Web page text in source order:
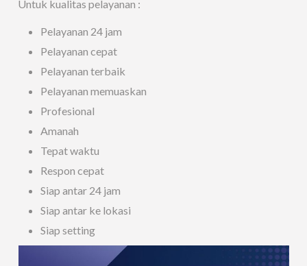
Untuk kualitas pelayanan :
Pelayanan 24 jam
Pelayanan cepat
Pelayanan terbaik
Pelayanan memuaskan
Profesional
Amanah
Tepat waktu
Respon cepat
Siap antar 24 jam
Siap antar ke lokasi
Siap setting